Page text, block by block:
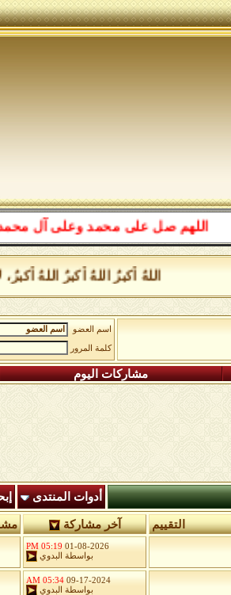
اللهم صل على محمد وعلى آل محمد
اللهُ أكبرُ اللهُ أكبرُ اللهُ
اسم العضو
كلمة المرور
مشاركات اليوم
أدوات المنتدى
التقييم آخر مشاركة
01-08-2026
05:19 PM
بواسطة
البدوي
09-17-2024
05:34 AM
بواسطة
البدوي